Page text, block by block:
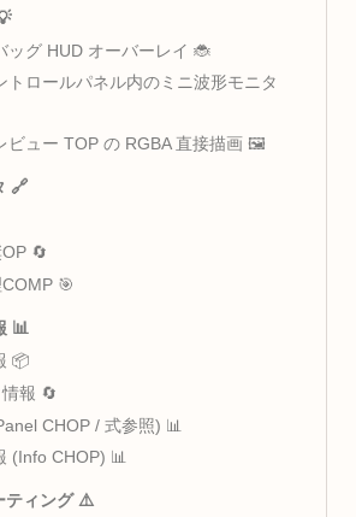
ッグ HUD オーバーレイ 🐞
トロールパネル内のミニ波形モニタ
ビュー TOP の RGBA 直接描画 🖼️
🔗
🔄
🎯
📊
📦
報 🔄
CHOP / 式参照) 📊
(Info CHOP) 📊
ティング ⚠️